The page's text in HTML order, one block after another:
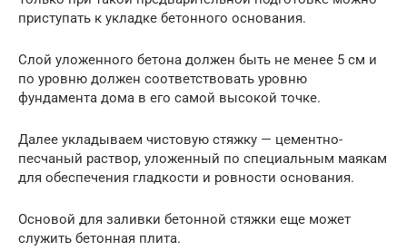
приступать к укладке бетонного основания.
Слой уложенного бетона должен быть не менее 5 см и
по уровню должен соответствовать уровню
фундамента дома в его самой высокой точке.
Далее укладываем чистовую стяжку — цементно-
песчаный раствор, уложенный по специальным маякам
для обеспечения гладкости и ровности основания.
Основой для заливки бетонной стяжки еще может
служить бетонная плита.